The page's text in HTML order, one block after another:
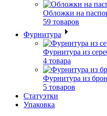
Обложки на
59 товаров
Фурнитура
Фурнитура из
4 товара
Фурнитура из
5 товаров
Статуэтки
Упаковка